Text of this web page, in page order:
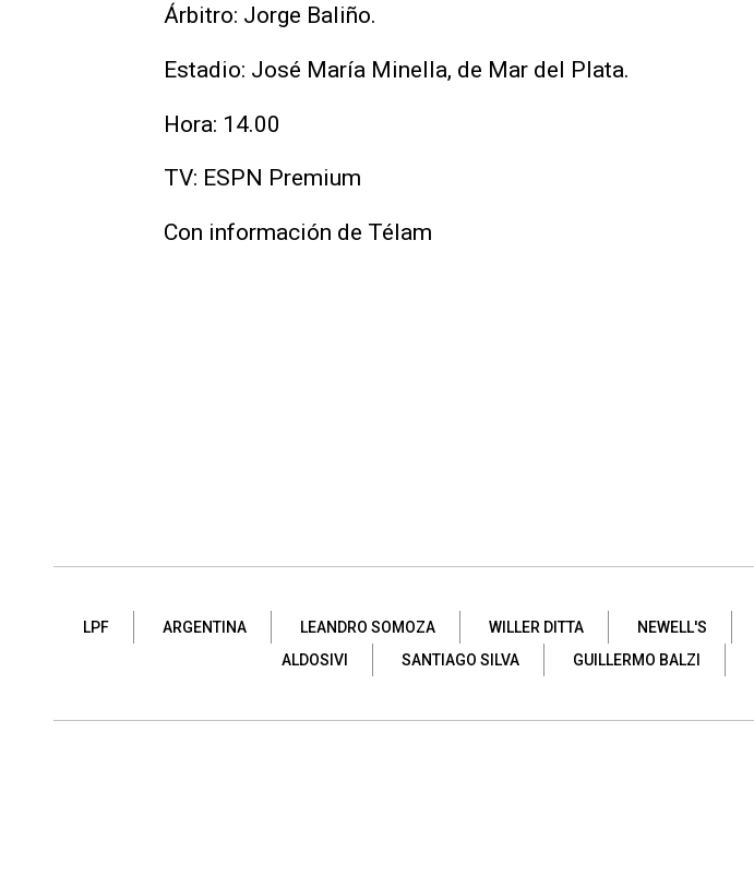
Árbitro: Jorge Baliño.
Estadio: José María Minella, de Mar del Plata.
Hora: 14.00
TV: ESPN Premium
Con información de Télam
LPF ARGENTINA LEANDRO SOMOZA WILLER DITTA NEWELL'S
ALDOSIVI
SANTIAGO SILVA GUILLERMO BALZI